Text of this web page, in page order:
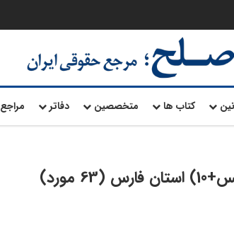
کتاب ها متخصصین دفاتر مراجع